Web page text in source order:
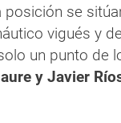
posición se
vigués y
un punto de
y Javier